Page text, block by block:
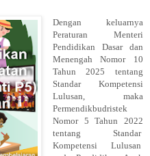
Dengan keluarnya
Peraturan Menteri
Pendidikan Dasar dan
Menengah Nomor 10
Tahun 2025 tentang
Standar Kompetensi
Lulusan, maka
Permendikbudristek
Nomor 5 Tahun 2022
tentang Standar
Kompetensi
Lulusan